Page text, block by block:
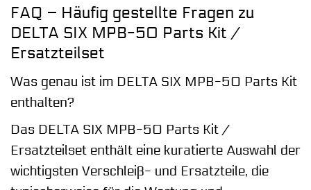
FAQ – Häufig gestellte Fragen zu
DELTA SIX MPB-50 Parts Kit /
Ersatzteilset
Was genau ist im DELTA SIX MPB-50 Parts Kit
enthalten?
Das DELTA SIX MPB-50 Parts Kit /
Ersatzteilset enthält eine kuratierte Auswahl der
wichtigsten Verschleiß- und Ersatzteile, die